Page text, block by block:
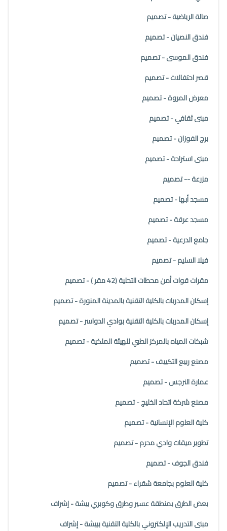
صالة الرياضية - تصميم
فندق النصيان - تصميم
فندق الموسى - تصميم
قصر احتفالات - تصميم
معرض المروة - تصميم
مبنى ثقافي - تصميم
برج الفوزان - تصميم
مبنى استراحة - تصميم
مزرعة -- تصميم
مسجد أبها - تصميم
مسجد عرقة - تصميم
جامع الدرعية - تصميم
فيلا السليم - تصميم
مقرات قوات أمن محطات التحلية (42 مقر ) - تصميم
إسكان المدربات بالكلية التقنية بالمدينة المنورة - تصميم
إسكان المدربات بالكلية التقنية بوادي الدواسر - تصميم
شبكات المياه بالمركز الطبي للهيئة الملكية - تصميم
مصنع ربيع التكييف - تصميم
عمارة النرجس - تصميم
مصنع شركة اتحاد الخليج - تصميم
كلية العلوم الإنسانية - تصميم
تطوير ميقات وادي محرم - تصميم
فندق الجوف - تصميم
كلية العلوم بجامعة شقراء - تصميم
بعض الطرق بمنطقة عسير وطرق وكوبري بيشة - إشراف
مبنى التدريب الإلكتروني بالكلية التقنية ببيشة - إشراف